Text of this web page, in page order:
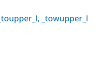
_toupper_l, _towupper_l